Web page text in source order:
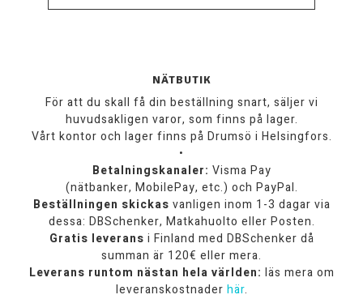
NÄTBUTIK
För att du skall få din beställning snart, säljer vi
huvudsakligen varor, som finns på lager.
Vårt kontor och lager finns på Drumsö i Helsingfors.
•
Betalningskanaler: Visma Pay
(nätbanker, MobilePay, etc.) och PayPal.
Beställningen skickas vanligen inom 1-3 dagar via
dessa: DBSchenker, Matkahuolto eller Posten.
Gratis leverans i Finland med DBSchenker då
summan är 120€ eller mera.
Leverans runtom nästan hela världen: läs mera om
leveranskostnader här.